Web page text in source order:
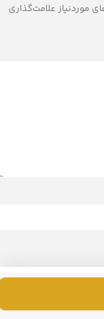
موردنیاز علامت‌گذاری